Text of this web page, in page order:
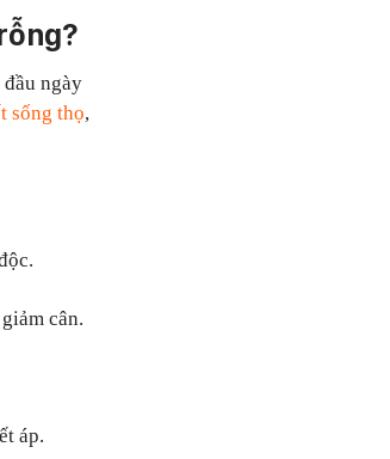
ngày
sống thọ,
cân.
áp.